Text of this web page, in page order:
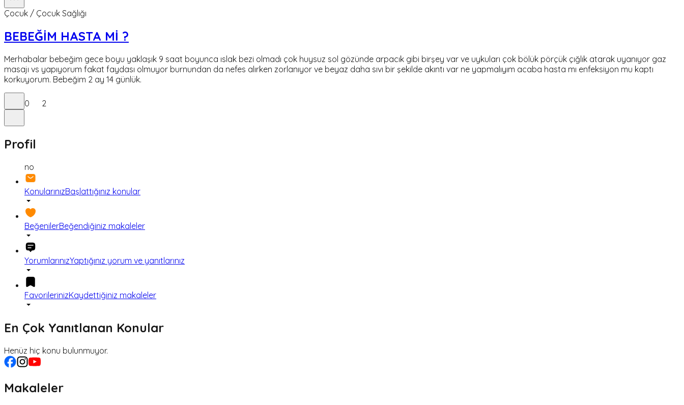
Çocuk / Çocuk Sağlığı
BEBEĞİM HASTA Mİ ?
Merhabalar bebeğim gece boyu yaklaşık 9 saat boyunca ıslak bezi olmadı çok huysuz sol gözünde arpacık gibi birşey var ve uykuları çok bölük pörçük çığlık atarak uyanıyor gaz
masajı vs yapıyorum fakat faydası olmuyor burnundan da nefes alırken zorlanıyor ve beyaz daha sıvı bir şekilde akıntı var ne yapmalıyım acaba hasta mı enfeksiyon mu kaptı
korkuyorum. Bebeğim 2 ay 14 günlük.
0 2
Profil
no
KonularınızBaşlattığınız konular
BeğenilerBeğendiğiniz makaleler
YorumlarınızYaptığınız yorum ve yanıtlarınız
FavorilerinizKaydettiğiniz makaleler
En Çok Yanıtlanan Konular
Henüz hiç konu bulunmuyor.
Makaleler